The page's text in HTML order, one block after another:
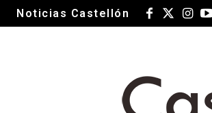
Noticias Castellón